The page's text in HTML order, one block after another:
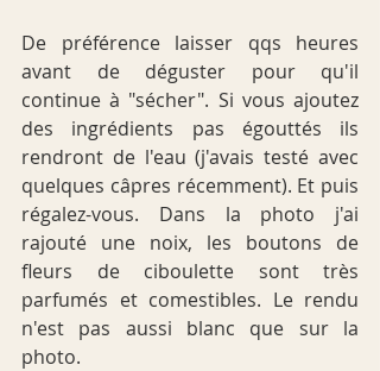
De préférence laisser qqs heures
avant de déguster pour qu'il
continue à "sécher". Si vous ajoutez
des ingrédients pas égouttés ils
rendront de l'eau (j'avais testé avec
quelques câpres récemment). Et puis
régalez-vous. Dans la photo j'ai
rajouté une noix, les boutons de
fleurs de ciboulette sont très
parfumés et comestibles. Le rendu
n'est pas aussi blanc que sur la
photo.